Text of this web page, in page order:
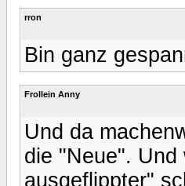
rron
Bin ganz
Frollein Anny
Und da
die "Neue".
ausgeflippter"